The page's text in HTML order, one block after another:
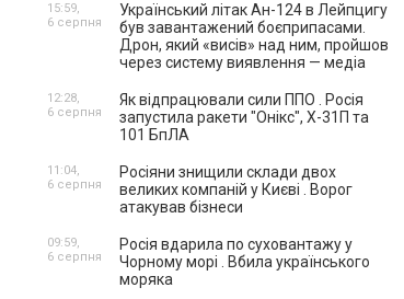
Український літак Ан-124 в Лейпцигу
був завантажений боєприпасами.
Дрон, який «висів» над ним, пройшов
через систему виявлення — медіа
15:59,
6 серпня
Як відпрацювали сили ППО . Росія
запустила ракети "Онікс", Х-31П та
101 БпЛА
12:28,
6 серпня
Росіяни знищили склади двох
великих компаній у Києві . Ворог
атакував бізнеси
11:04,
6 серпня
Росія вдарила по суховантажу у
Чорному морі . Вбила українського
моряка
09:59,
6 серпня